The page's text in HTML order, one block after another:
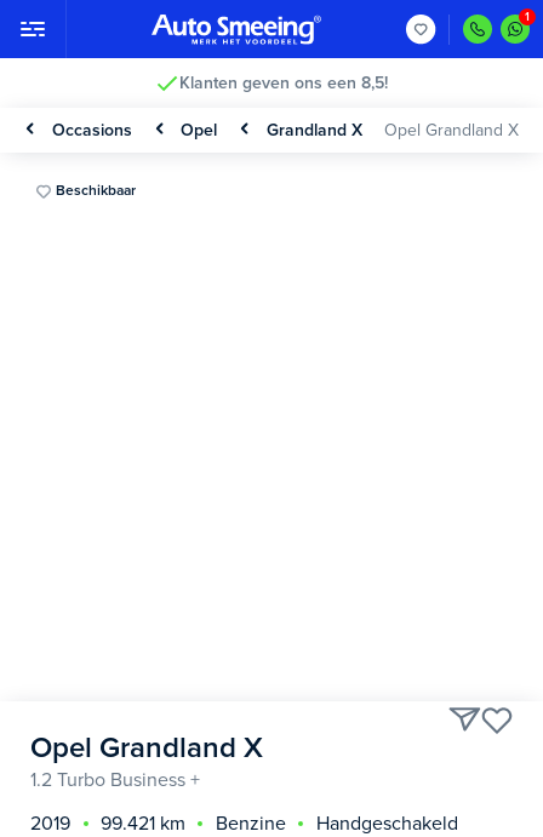
Klanten geven ons een 8,5!
Occasions Opel Grandland X Opel Grandland X
Beschikbaar
Opel Grandland X
1.2 Turbo Business +
2019
99.421 km Benzine Handgeschakeld